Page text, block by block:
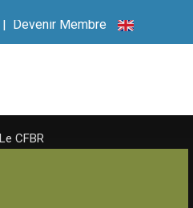
| Devenir Membre
Le CFBR